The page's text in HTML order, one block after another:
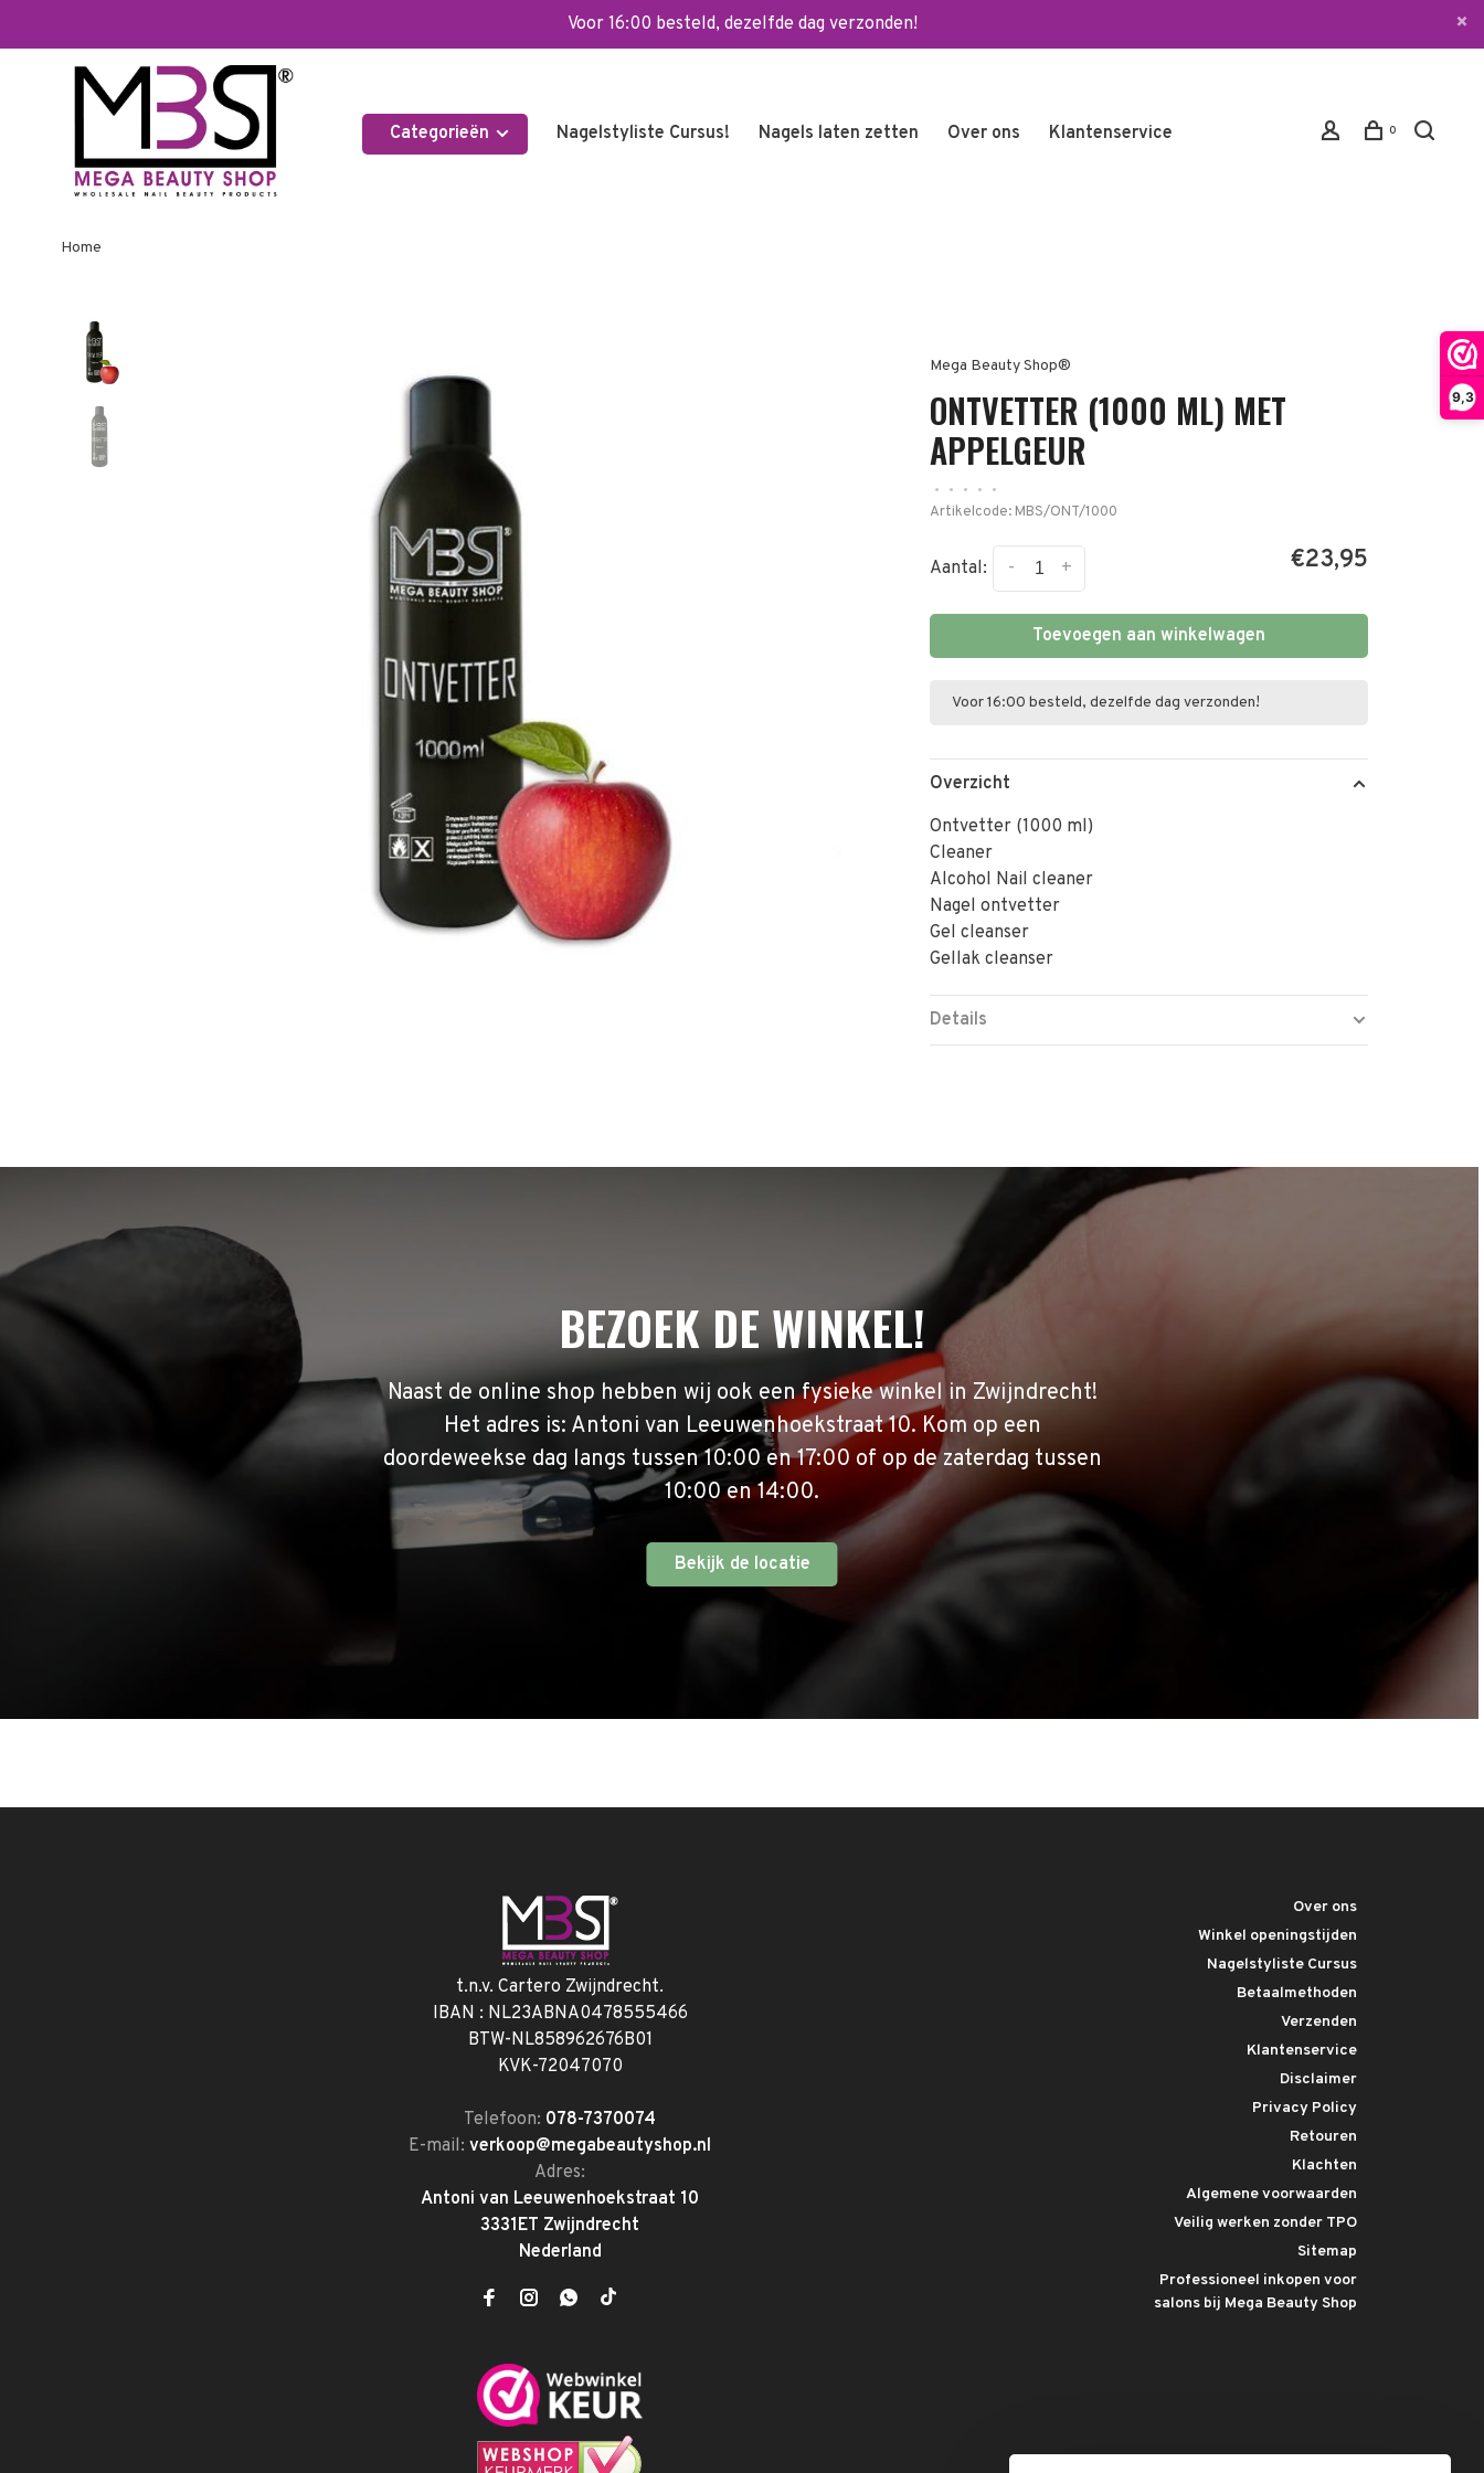
9,3
Voor 16:00 besteld, dezelfde dag verzonden!
Categorieën Nagelstyliste Cursus! Nagels laten zetten Over ons Klantenservice 0
Home
Mega Beauty Shop®
ONTVETTER (1000 ML) MET
APPELGEUR
• • • •
•
Artikelcode: MBS/ONT/1000
Aantal: +
- €23,95
Toevoegen aan winkelwagen
Voor 16:00 besteld, dezelfde dag verzonden!
Overzicht
Ontvetter (1000 ml)
Cleaner
Alcohol Nail cleaner
Nagel ontvetter
Gel cleanser
Gellak cleanser
Details
BEZOEK DE WINKEL!
Naast de online shop hebben wij ook een fysieke winkel in Zwijndrecht!
Het adres is: Antoni van Leeuwenhoekstraat 10. Kom op een
doordeweekse dag langs tussen 10:00 en 17:00 of op de zaterdag tussen
10:00 en 14:00.
Bekijk de locatie
t.n.v. Cartero Zwijndrecht.
IBAN : NL23ABNA0478555466
BTW-NL858962676B01
KVK-72047070
Telefoon: 078-7370074
E-mail:verkoop@megabeautyshop.nl
Adres:
Antoni van Leeuwenhoekstraat 10
3331ET Zwijndrecht
Nederland
Over ons
Winkel openingstijden
Nagelstyliste Cursus
Betaalmethoden
Verzenden
Klantenservice
Disclaimer
Privacy Policy
Retouren
Klachten
Algemene voorwaarden
Veilig werken zonder TPO
Sitemap
Professioneel inkopen voor
salons bij Mega Beauty Shop